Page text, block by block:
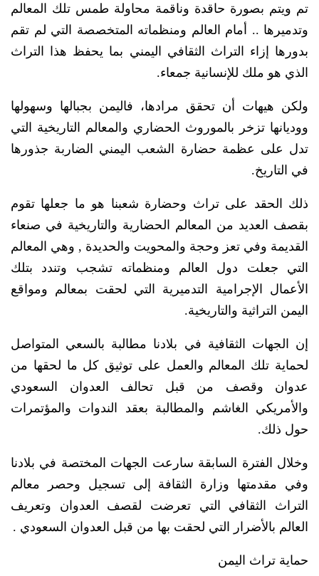
تم ويتم بصورة حاقدة وناقمة محاولة طمس تلك المعالم
وتدميرها .. أمام العالم ومنظماته المتخصصة التي لم تقم
بدورها إزاء التراث الثقافي اليمني بما يحفظ هذا التراث
الذي هو ملك للإنسانية جمعاء.
ولكن هيهات أن تحقق مرادها، فاليمن بجبالها وسهولها
ووديانها تزخر بالموروث الحضاري والمعالم التاريخية التي
تدل على عظمة حضارة الشعب اليمني الضاربة جذورها
في التاريخ.
ذلك الحقد على تراث وحضارة شعبنا هو ما جعلها تقوم
بقصف العديد من المعالم الحضارية والتاريخية في صنعاء
القديمة وفي تعز وحجة والمحويت والحديدة , وهي المعالم
التي جعلت دول العالم ومنظماته تشجب وتندد بتلك
الأعمال الإجرامية التدميرية التي لحقت بمعالم ومواقع
اليمن التراثية والتاريخية.
إن الجهات الثقافية في بلادنا مطالبة بالسعي المتواصل
لحماية تلك المعالم والعمل على توثيق كل ما لحقها من
عدوان وقصف من قبل تحالف العدوان السعودي
والأمريكي الغاشم والمطالبة بعقد الندوات والمؤتمرات
حول ذلك.
وخلال الفترة السابقة سارعت الجهات المختصة في بلادنا
وفي مقدمتها وزارة الثقافة إلى تسجيل وحصر معالم
التراث الثقافي التي تعرضت لقصف العدوان وتعريف
العالم بالأضرار التي لحقت بها من قبل العدوان السعودي .
حماية تراث اليمن